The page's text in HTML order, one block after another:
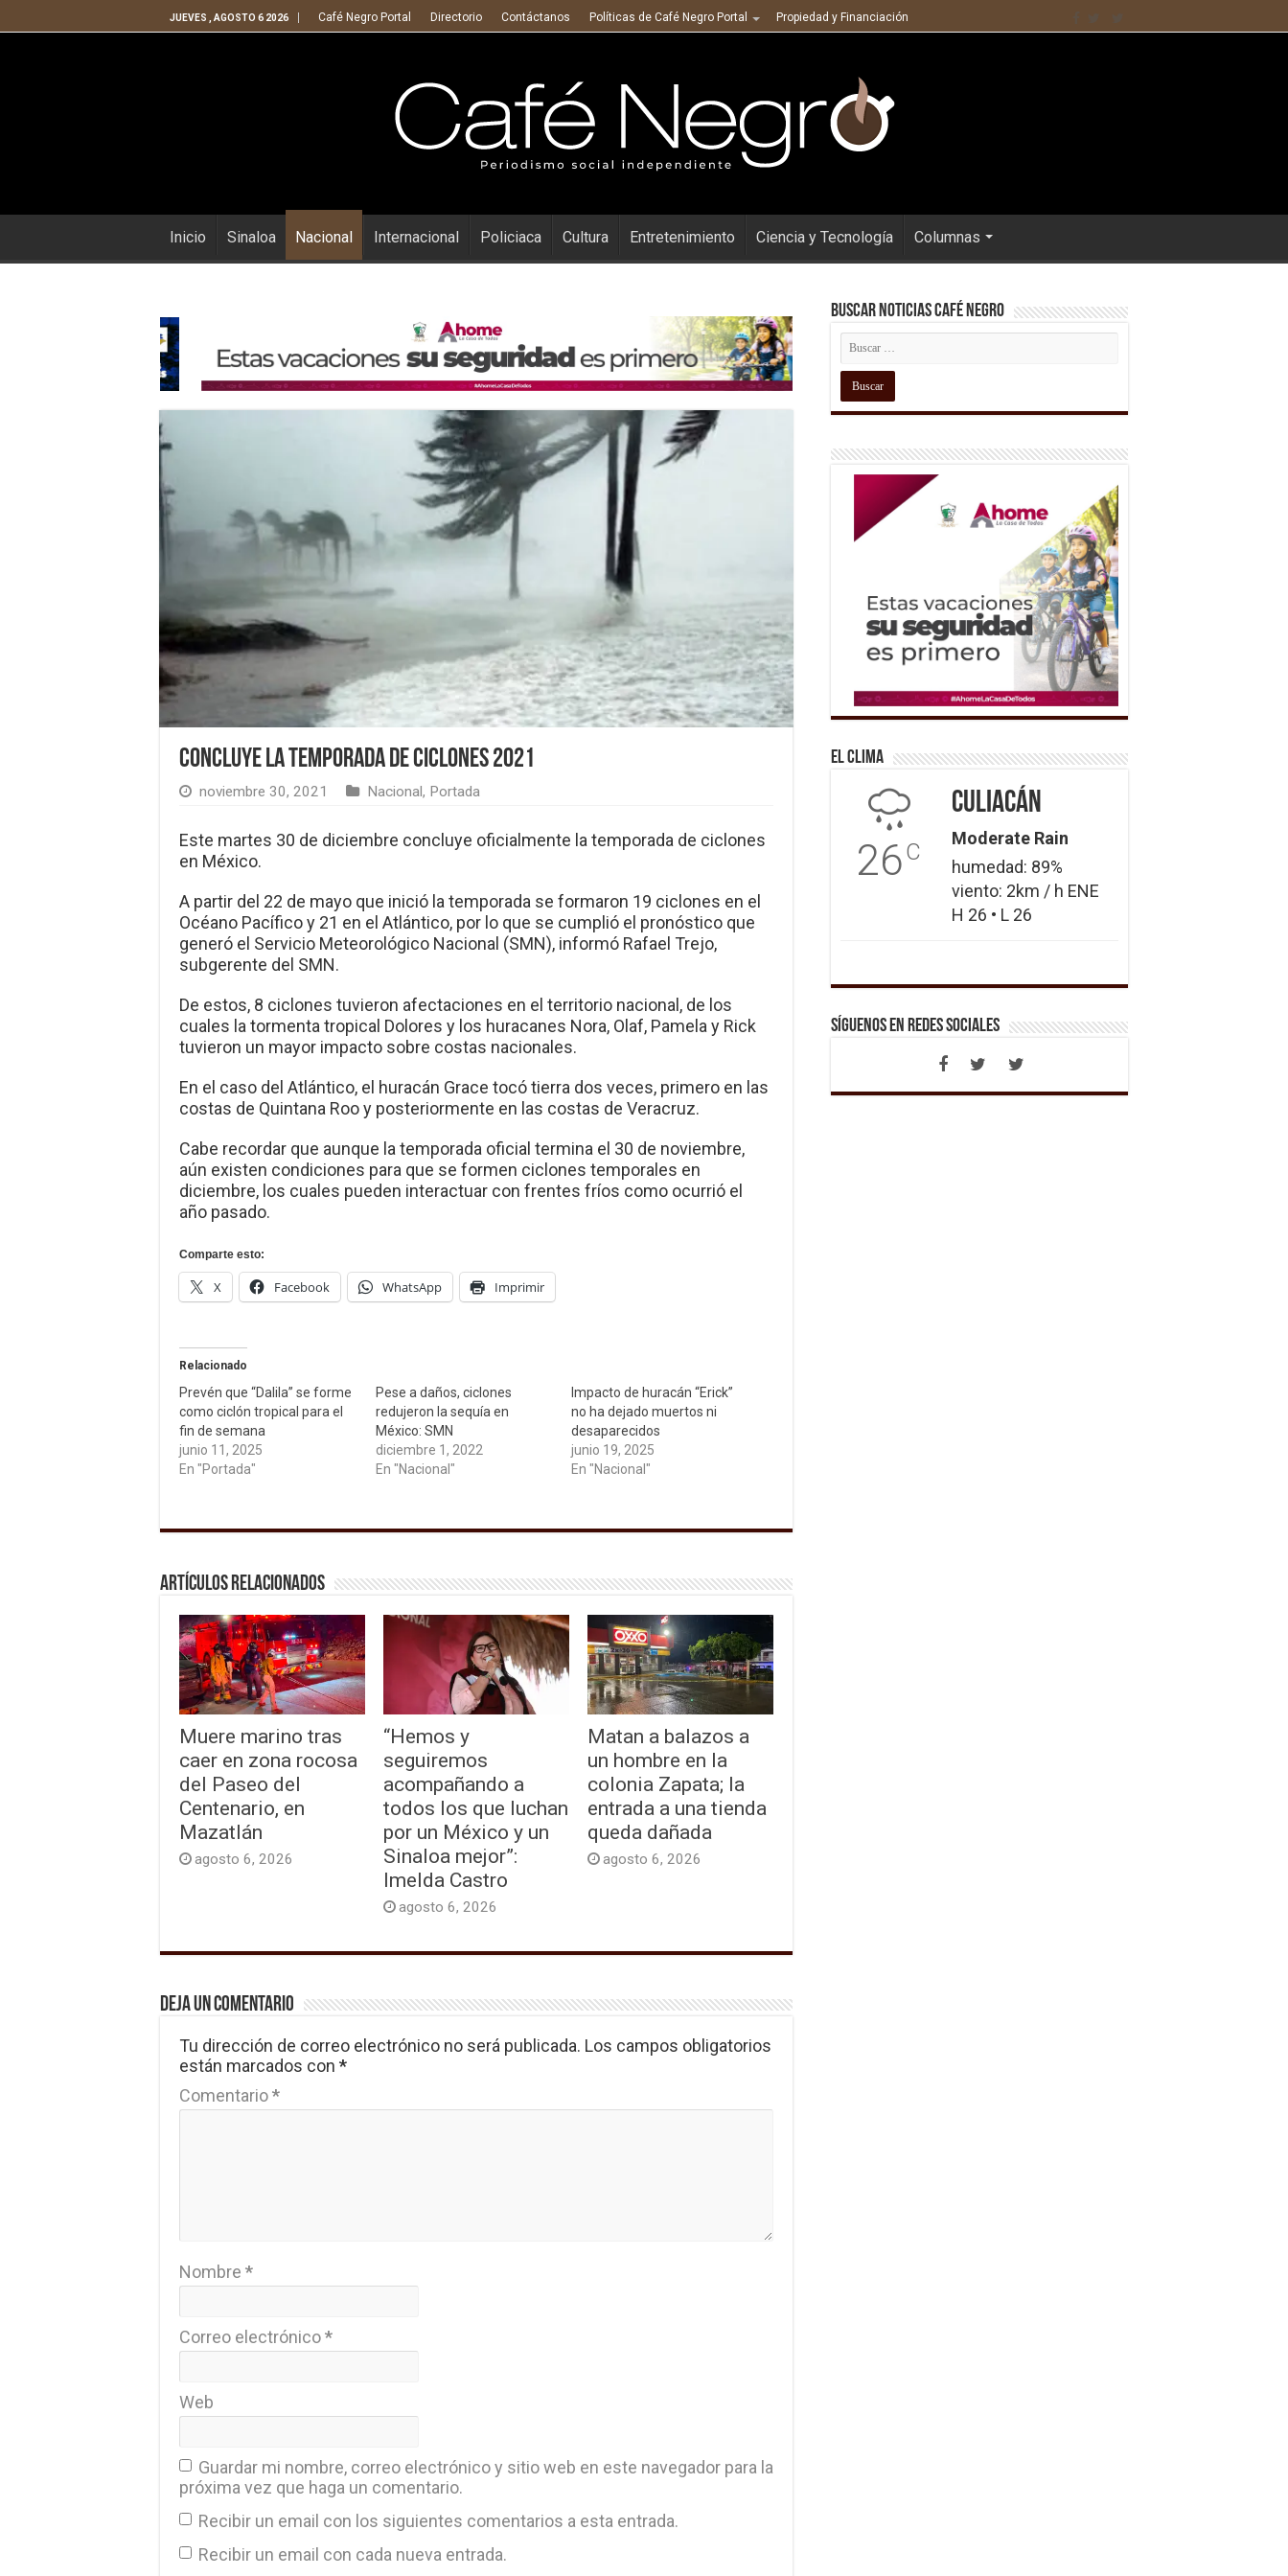
JUEVES , AGOSTO 6 2026 Café Negro Portal Directorio Contáctanos Políticas de Café Negro Portal Propiedad y Financiación
Inicio Sinaloa Nacional Internacional Policiaca Cultura Entretenimiento Ciencia y Tecnología Columnas
Concluye la temporada de ciclones 2021
noviembre 30, 2021 Nacional, Portada
Este martes 30 de diciembre concluye oficialmente la temporada de ciclones
en México.
A partir del 22 de mayo que inició la temporada se formaron 19 ciclones en el
Océano Pacífico y 21 en el Atlántico, por lo que se cumplió el pronóstico que
generó el Servicio Meteorológico Nacional (SMN), informó Rafael Trejo,
subgerente del SMN.
De estos, 8 ciclones tuvieron afectaciones en el territorio nacional, de los
cuales la tormenta tropical Dolores y los huracanes Nora, Olaf, Pamela y Rick
tuvieron un mayor impacto sobre costas nacionales.
En el caso del Atlántico, el huracán Grace tocó tierra dos veces, primero en las
costas de Quintana Roo y posteriormente en las costas de Veracruz.
Cabe recordar que aunque la temporada oficial termina el 30 de noviembre,
aún existen condiciones para que se formen ciclones temporales en
diciembre, los cuales pueden interactuar con frentes fríos como ocurrió el
año pasado.
Comparte esto:
X Facebook WhatsApp Imprimir
Relacionado
Prevén que “Dalila” se forme
como ciclón tropical para el
fin de semana
junio 11, 2025
En "Portada"
Pese a daños, ciclones
redujeron la sequía en
México: SMN
diciembre 1, 2022
En "Nacional"
Impacto de huracán “Erick”
no ha dejado muertos ni
desaparecidos
junio 19, 2025
En "Nacional"
Artículos relacionados
Muere marino tras
caer en zona rocosa
del Paseo del
Centenario, en
Mazatlán
agosto 6, 2026
“Hemos y
seguiremos
acompañando a
todos los que luchan
por un México y un
Sinaloa mejor”:
Imelda Castro
agosto 6, 2026
Matan a balazos a
un hombre en la
colonia Zapata; la
entrada a una tienda
queda dañada
agosto 6, 2026
Deja un comentario
Tu dirección de correo electrónico no será publicada. Los campos obligatorios
están marcados con *
Comentario*
Nombre *
Correo electrónico*
Web
Guardar mi nombre, correo electrónico y sitio web en este navegador para la
próxima vez que haga un comentario.
Recibir un email con los siguientes comentarios a esta entrada.
Recibir un email con cada nueva entrada.
Buscar Noticias Café Negro
El Clima
26C
Culiacán
Moderate Rain
humedad: 89%
viento: 2km / h ENE
H 26 • L 26
Síguenos en Redes Sociales